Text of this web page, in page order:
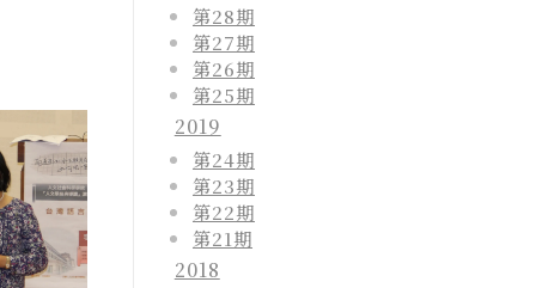
第28期
第27期
第26期
第25期
2019
第24期
第23期
第22期
第21期
2018